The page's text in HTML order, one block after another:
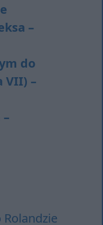
–
do
VII) –
Rolandzie